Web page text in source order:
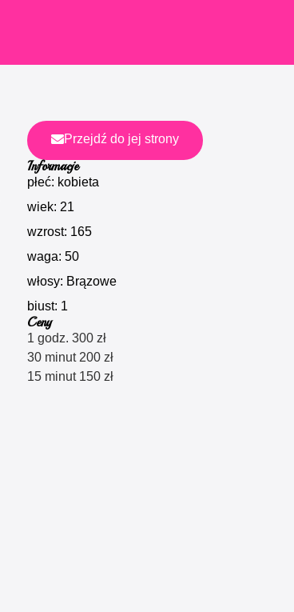
Przejdź do jej strony
Informacje
płeć: kobieta
wiek: 21
wzrost: 165
waga: 50
włosy: Brązowe
biust: 1
Ceny
1 godz. 300 zł
30 minut 200 zł
15 minut 150 zł